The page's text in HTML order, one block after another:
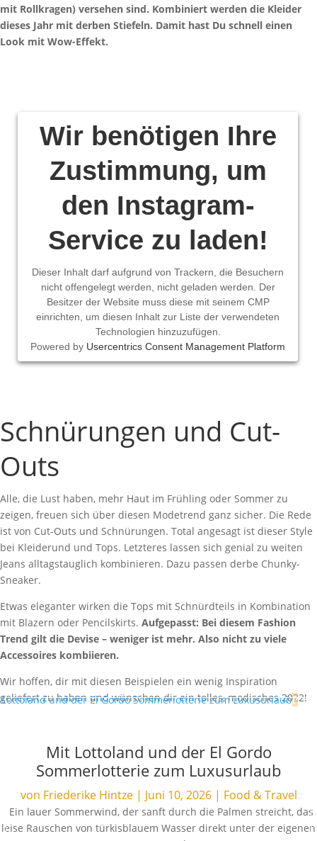
mit Rollkragen) versehen sind. Kombiniert werden die Kleider
dieses Jahr mit derben Stiefeln. Damit hast Du schnell einen
Look mit Wow-Effekt.
Wir benötigen Ihre
Zustimmung, um
den Instagram-
Service zu laden!
Dieser Inhalt darf aufgrund von Trackern, die Besuchern
nicht offengelegt werden, nicht geladen werden. Der
Besitzer der Website muss diese mit seinem CMP
einrichten, um diesen Inhalt zur Liste der verwendeten
Technologien hinzuzufügen.
Powered by Usercentrics Consent Management Platform
Schnürungen und Cut-
Outs
Alle, die Lust haben, mehr Haut im Frühling oder Sommer zu
zeigen, freuen sich über diesen Modetrend ganz sicher. Die Rede
ist von Cut-Outs und Schnürungen. Total angesagt ist dieser Style
bei Kleiderund und Tops. Letzteres lassen sich genial zu weiten
Jeans alltagstauglich kombinieren. Dazu passen derbe Chunky-
Sneaker.
Etwas eleganter wirken die Tops mit Schnürdteils in Kombination
mit Blazern oder Pencilskirts. Aufgepasst: Bei diesem Fashion
Trend gilt die Devise – weniger ist mehr. Also nicht zu viele
Accessoires kombiieren.
Wir hoffen, dir mit diesen Beispielen ein wenig Inspiration
geliefert zu haben und wünschen dir ein tolles, modisches 2022!
Mit Lottoland und der El Gordo
Sommerlotterie zum Luxusurlaub
von Friederike Hintze| Juni 10, 2026| Food & Travel
Ein lauer Sommerwind, der sanft durch die Palmen streicht, das
leise Rauschen von türkisblauem Wasser direkt unter der eigenen